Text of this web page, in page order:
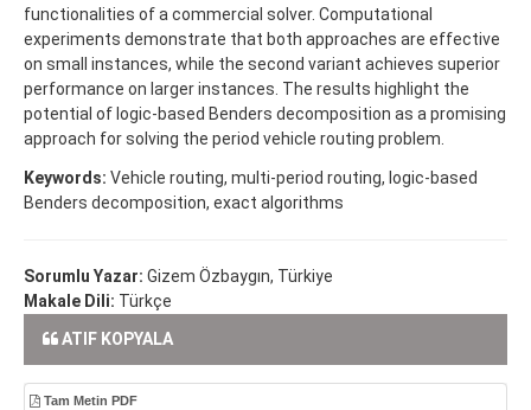
functionalities of a commercial solver. Computational
experiments demonstrate that both approaches are effective
on small instances, while the second variant achieves superior
performance on larger instances. The results highlight the
potential of logic-based Benders decomposition as a promising
approach for solving the period vehicle routing problem.
Keywords: Vehicle routing, multi-period routing, logic-based
Benders decomposition, exact algorithms
Sorumlu Yazar: Gizem Özbaygın, Türkiye
Makale Dili: Türkçe
ATIF KOPYALA
Tam Metin PDF